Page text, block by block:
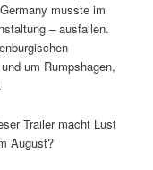
musste im
– ausfallen.
um Rumpshagen,
Trailer macht Lust
August?